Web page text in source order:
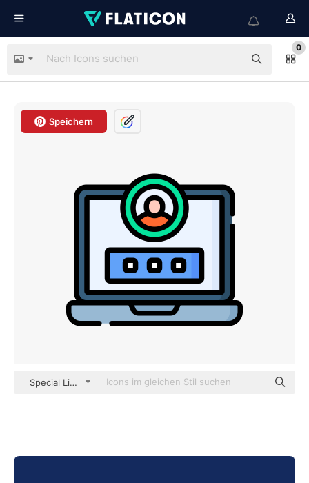
0
Speichern
Special Lineal color